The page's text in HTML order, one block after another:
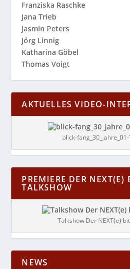
Franziska Raschke
Jana Trieb
Jasmin Peters
Jörg Linnig
Katharina Göbel
Thomas Voigt
AKTUELLES VIDEO-
blick-
PREMIERE DER NEXT(E)
TALKSHOW
Talkshow Der NEXT(e)
NEWS